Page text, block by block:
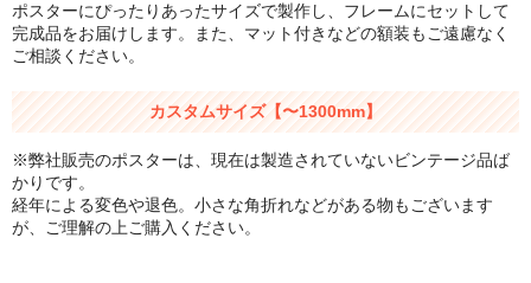
エンゾ・マーリ【Enzo Mari】
ダネーゼ【DANESE MILANO】
フォトアートポスター
アンディ・ウォーホル
Folon
ポスターにぴったりあったサイズで製作し、フレームにセットして
完成品をお届けします。また、マット付きなどの額装もご遠慮なく
ご相談ください。
カスタムサイズ【〜1300mm】
※弊社販売のポスターは、現在は製造されていないビンテージ品ば
かりです。
経年による変色や退色。小さな角折れなどがある物もございます
が、ご理解の上ご購入ください。